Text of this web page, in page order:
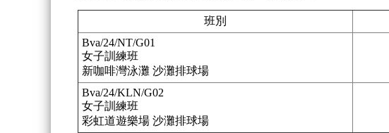
班別
Bva/24/NT/G01
女子訓練班
新咖啡灣泳灘 沙灘排球場
Bva/24/KLN/G02
女子訓練班
彩虹道遊樂場 沙灘排球場